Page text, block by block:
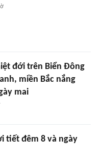
đới trên Biển Đông
miền Bắc nắng
mai
tiết đêm 8 và ngày